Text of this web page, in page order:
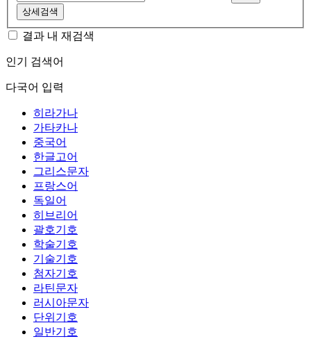
상세검색
결과 내 재검색
인기 검색어
다국어 입력
히라가나
가타카나
중국어
한글고어
그리스문자
프랑스어
독일어
히브리어
괄호기호
학술기호
기술기호
첨자기호
라틴문자
러시아문자
단위기호
일반기호